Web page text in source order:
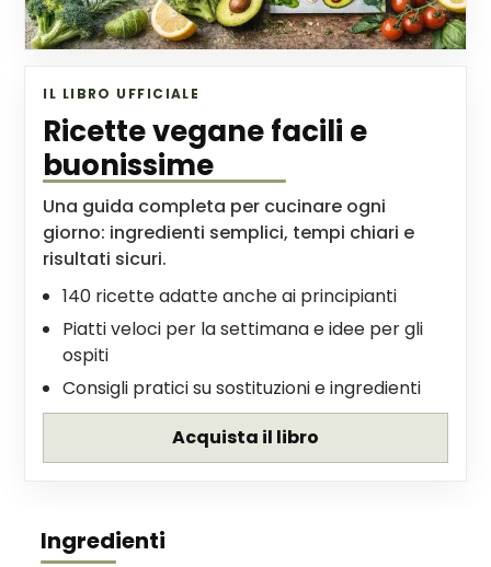
IL LIBRO UFFICIALE
Ricette vegane facili e
buonissime
Una guida completa per cucinare ogni
giorno: ingredienti semplici, tempi chiari e
risultati sicuri.
140 ricette adatte anche ai principianti
Piatti veloci per la settimana e idee per gli
ospiti
Consigli pratici su sostituzioni e ingredienti
Acquista il libro
Ingredienti